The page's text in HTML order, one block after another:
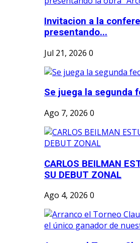
Invitacion a la
presentando...
Jul 21, 2026 0
Se juega la segunda
Ago 7, 2026 0
CARLOS BEILMAN
SU DEBUT ZONAL
Ago 4, 2026 0